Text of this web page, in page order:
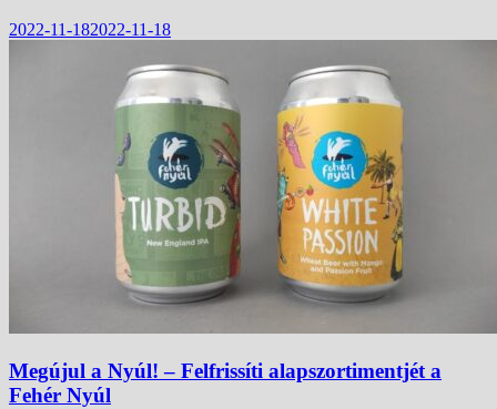
2022-11-182022-11-18
Megújul a Nyúl! – Felfrissíti alapszortimentjét a
Fehér Nyúl